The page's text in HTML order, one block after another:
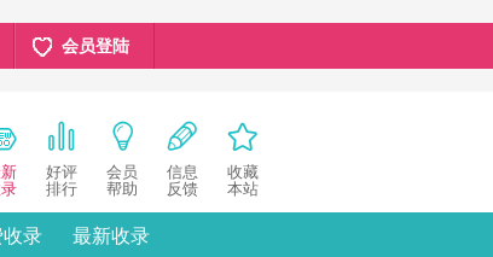
会员登陆
好评
排行
会员
帮助
信息
反馈
收藏
本站
收录 最新收录